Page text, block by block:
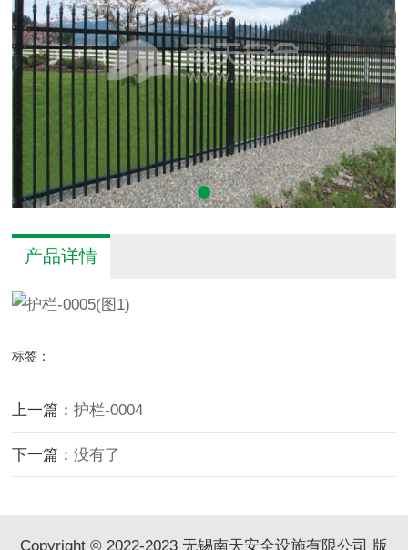
产品详情
标签：
上一篇：护栏-0004
下一篇：没有了
Copyright © 2022-2023 无锡南天安全设施有限公司 版